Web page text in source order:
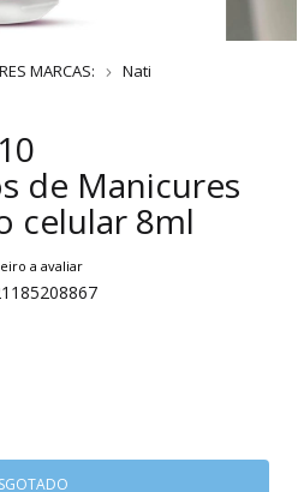
MARCAS: Nati
de Manicures
celular 8ml
a avaliar